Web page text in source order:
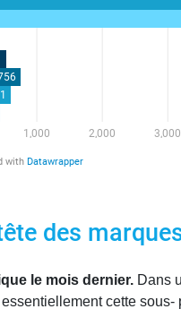
des
le mois dernier. Dans
cette sous-